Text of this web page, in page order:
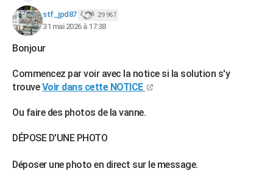
COPAINS D'AVANT
S'inscrire
Se connecter
Lycées
Collèges
Primaires
Universités
Entreprises
Service militaire
Avis de recherche
AVIS DE DÉCÈS
FORUM
Bricolage
Lifestyle
Culture
Sport
Auto
Television
Voyage
Cinema
stf_jpd87 29 967
31 mai 2026 à 17:38
Bonjour
Commencez par voir avec la notice si la solution s'y
trouveVoir dans cette NOTICE
Ou faire des photos de la vanne.
DÉPOSE D'UNE PHOTO
Déposer une photo en direct sur le message.